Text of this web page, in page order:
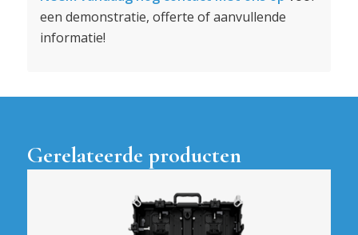
een demonstratie, offerte of aanvullende
informatie!
Gerelateerde producten